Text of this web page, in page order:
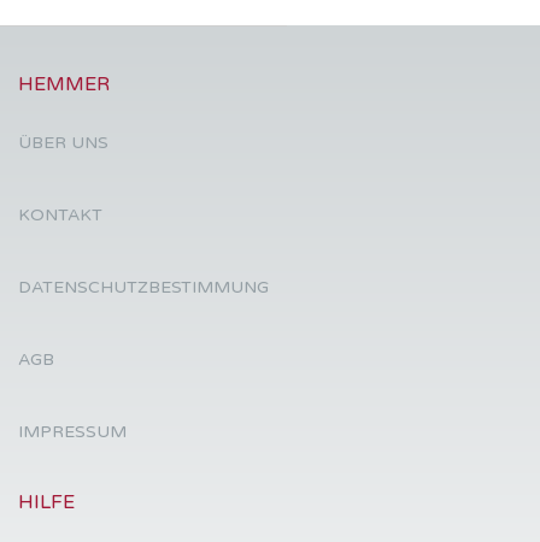
HEMMER
ÜBER UNS
KONTAKT
DATENSCHUTZBESTIMMUNG
AGB
IMPRESSUM
HILFE